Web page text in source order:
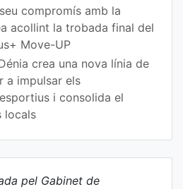
compromís amb la
acollint la trobada final del
Move-UP
crea una nova línia de
a impulsar els
i consolida el
locals
pel Gabinet de